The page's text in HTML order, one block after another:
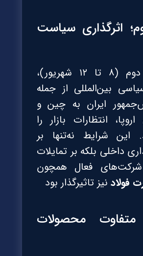
اثرگذاری سیاست
در هفته دوم (۸ تا ۱۲ شهریور)،
بین‌المللی از جمله
ایران به چین و
انتظارات بازار را
این شرایط نه‌تنها بر
داخلی بلکه بر تمایلات
شرکت‌های فعال همچون
فولاد نیز تاثیرگذار بود
محصولات